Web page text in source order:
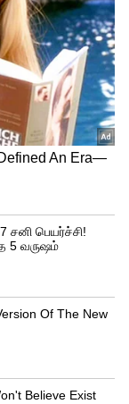
Zepto கடந்த
பயனர்
தனது